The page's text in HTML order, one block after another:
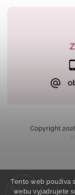
Tento web používa
webu vyjadrujete
Copyright